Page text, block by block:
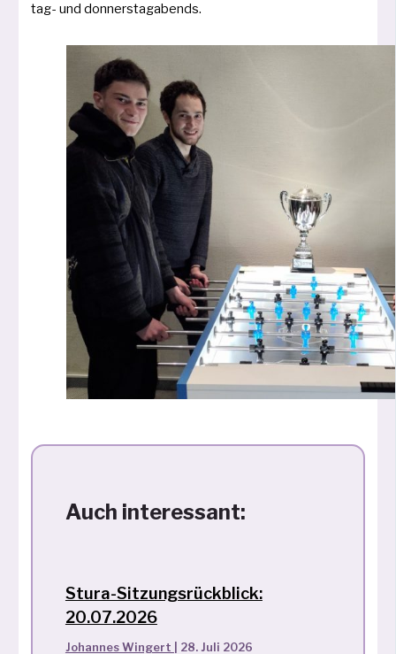
tag- und donnerstagabends.
Auch interessant:
Stura-Sitzungsrückblick:
20.07.2026
Johannes Wingert 28. Juli 2026